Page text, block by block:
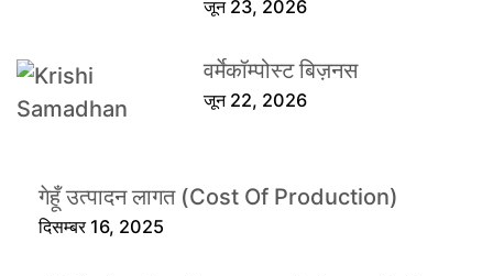
जून 23, 2026
वर्मेकॉम्पोस्ट बिज़नस
जून 22, 2026
गेहूँ उत्पादन लागत (Cost Of Production)
दिसम्बर 16, 2025